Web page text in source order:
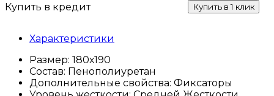
Купить в кредит Купить в 1 клик
Характеристики
Размер: 180х190
Состав: Пенополиуретан
Дополнительные свойства: Фиксаторы